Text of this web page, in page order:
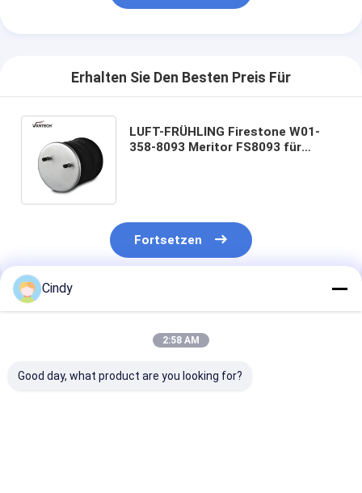
Erhalten Sie Den Besten Preis Für
LUFT-FRÜHLING Firestone W01-
358-8093 Meritor FS8093 für
Fortsetzen
Empfohlene Produkte
Cindy
2:58 AM
Good day, what product are you looking for?